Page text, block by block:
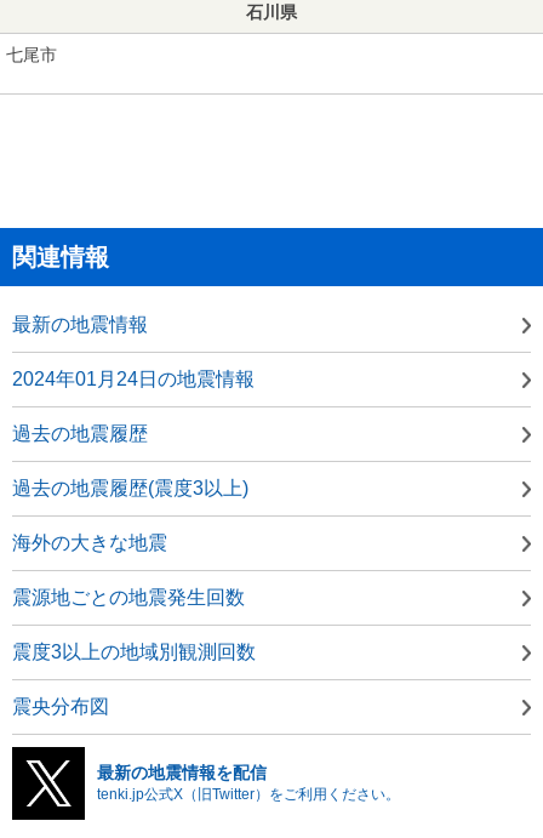
石川県
七尾市
関連情報
最新の地震情報
2024年01月24日の地震情報
過去の地震履歴
過去の地震履歴(震度3以上)
海外の大きな地震
震源地ごとの地震発生回数
震度3以上の地域別観測回数
震央分布図
最新の地震情報を配信
tenki.jp公式X（旧Twitter）をご利用ください。